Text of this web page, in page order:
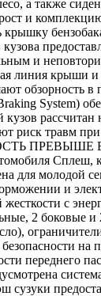
а также
и
крышку
и
линия крыши и
обзорность
System)
риск травм при
ПРЕВЫШЕ
Сплеш,
для молодой
и
жесткости с
2 боковые
на
переднего